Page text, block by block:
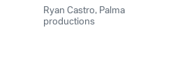
Ryan Castro, Palma
productions